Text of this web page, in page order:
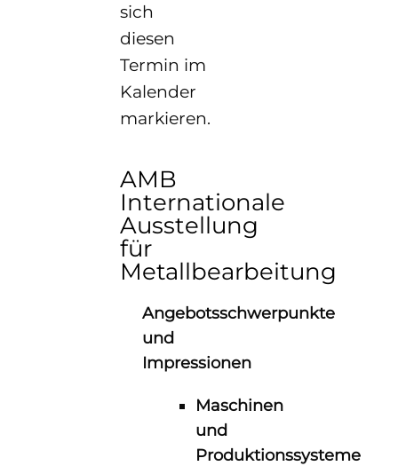
sich
diesen
Termin im
Kalender
markieren.
AMB
Internationale
Ausstellung
für
Metallbearbeitung
Angebotsschwerpunkte
und
Impressionen
Maschinen
und
Produktionssysteme